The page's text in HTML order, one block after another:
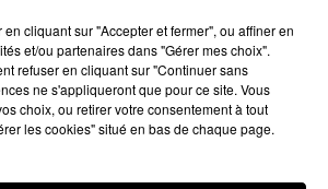
cette conférence qui aura lieu le
à 19h, à l’amphithéâtre 100%,
la radio régionale boulevard du
cliquant sur "Accepter et fermer", ou affiner en
et/ou partenaires dans "Gérer mes choix".
refuser en cliquant sur "Continuer sans
ne s'appliqueront que pour ce site. Vous
choix, ou retirer votre consentement à tout
les cookies" situé en bas de chaque page.